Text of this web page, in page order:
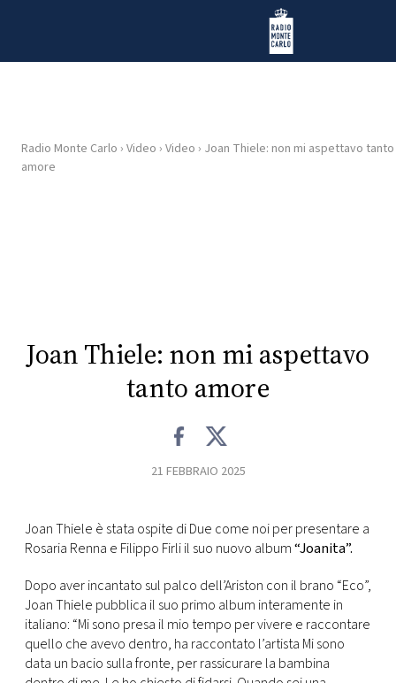
Radio Monte Carlo
HOME
EVENTI
VIDEO
TV
Radio Monte Carlo › Video › Video › Joan Thiele: non mi aspettavo tanto
amore
Joan Thiele: non mi aspettavo
tanto amore
21 FEBBRAIO 2025
Joan Thiele è stata ospite di Due come noi per presentare a
Rosaria Renna e Filippo Firli il suo nuovo album“Joanita”.
Dopo aver incantato sul palco dell’Ariston con il brano “Eco”,
Joan Thiele pubblica il suo primo album interamente in
italiano: “Mi sono presa il mio tempo per vivere e raccontare
quello che avevo dentro, ha raccontato l’artista Mi sono
data un bacio sulla fronte, per rassicurare la bambina